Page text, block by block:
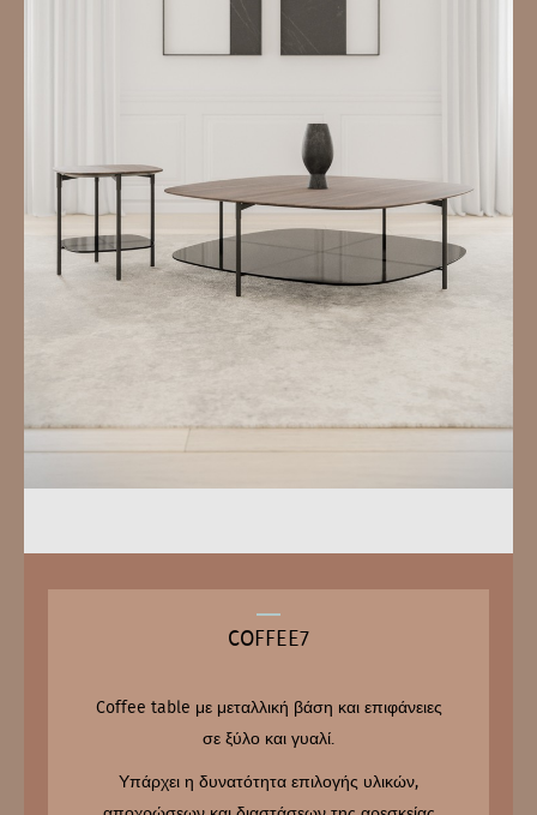
COFFEE7
Coffee table με μεταλλική βάση και επιφάνειες
σε ξύλο και γυαλί.
Υπάρχει η δυνατότητα επιλογής υλικών,